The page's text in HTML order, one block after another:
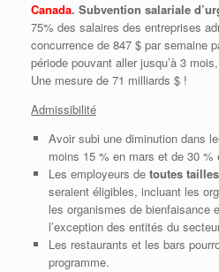
Canada. Subvention salariale
75% des salaires des entreprises
concurrence de 847 $ par semaine
période pouvant aller jusqu’à 3
Une mesure de 71 milliards $ !
Admissibilité
Avoir subi une diminution dans
moins 15 % en mars et de 30 %
Les employeurs de toutes tailles
seraient éligibles, incluant les
les organismes de bienfaisance
l’exception des entités du
Les restaurants et les bars
programme.